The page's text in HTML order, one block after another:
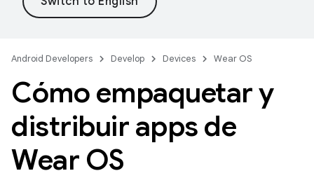
Android Developers Develop Devices Wear OS
Cómo empaquetar y
distribuir apps de
Wear OS